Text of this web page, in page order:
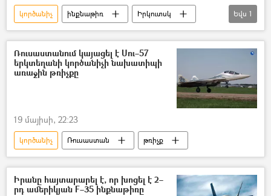
կործանիչ ինքնաթիռ
Իրկուտսկ
Ռուսաստան
Եվս 1
Ռուսաստանում կայացել է Սու–57
երկտեղանի կործանիչի նախատիպի
առաջին թռիչքը
19 մայիսի, 22:23
կործանիչ Ռուսաստան թռիչք
Իրանը հայտարարել է, որ խոցել է 2–
րդ ամերիկյան F–35 ինքնաթիռը